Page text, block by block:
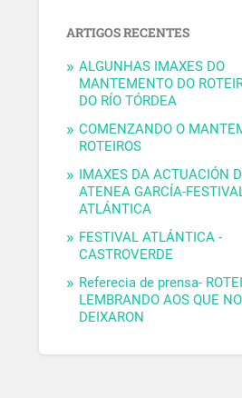
ARTIGOS RECENTES
ALGUNHAS IMAXES DO
MANTEMENTO DO
DO RÍO TÓRDEA
COMENZANDO O
ROTEIROS
IMAXES DA ACTUACIÓN
ATENEA GARCÍA-
ATLÁNTICA
FESTIVAL ATLÁNTICA -
CASTROVERDE
Referecia de prensa-
LEMBRANDO AOS QUE
DEIXARON